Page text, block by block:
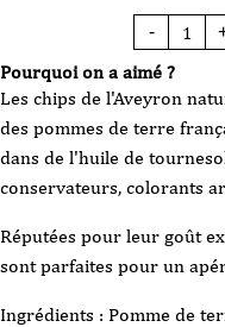
Pourquoi on a aimé ?
Les chips de l'Aveyron
des pommes de terre
dans de l'huile de
conservateurs, colorants
Réputées pour leur goût
sont parfaites pour un
Ingrédients : Pomme de
-
quantité
de
de
-
-